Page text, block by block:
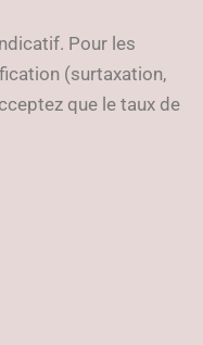
Pour les
(surtaxation,
que le taux de